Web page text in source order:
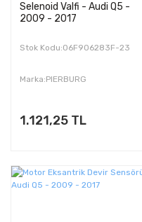
Selenoid Valfi - Audi Q5 -
2009 - 2017
Stok Kodu:06F906283F-23
Marka:PIERBURG
1.121,25 TL